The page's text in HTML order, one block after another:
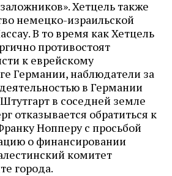
Хетцель также
немецко-израильской
В то время как Хетцель
противостоят
к еврейскому
Германии, наблюдатели за
в Германии
в соседней земле
отказывается обратиться к
Нопперу с просьбой
о финансировании
комитет
города.